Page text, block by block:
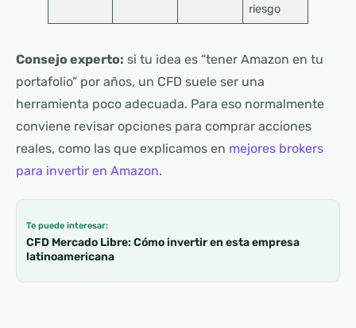
riesgo
Consejo experto: si tu idea es “tener Amazon en tu
portafolio” por años, un CFD suele ser una
herramienta poco adecuada. Para eso normalmente
conviene revisar opciones para comprar acciones
reales, como las que explicamos en mejores brokers
para invertir en Amazon.
Te puede interesar:
CFD Mercado Libre: Cómo invertir en esta empresa
latinoamericana